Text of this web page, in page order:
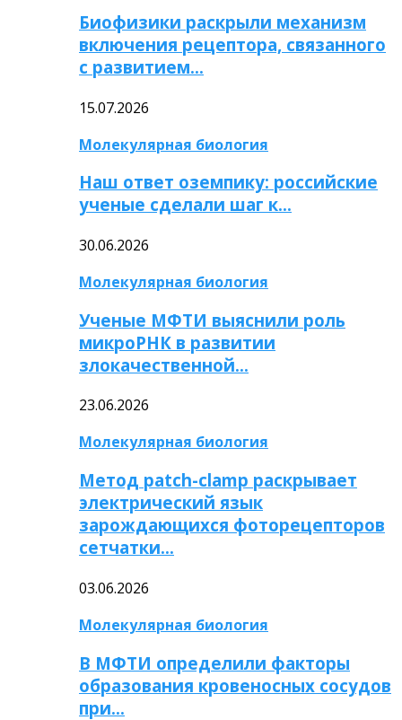
Биофизики раскрыли механизм
включения рецептора, связанного
с развитием…
15.07.2026
Молекулярная биология
Наш ответ оземпику: российские
ученые сделали шаг к…
30.06.2026
Молекулярная биология
Ученые МФТИ выяснили роль
микроРНК в развитии
злокачественной…
23.06.2026
Молекулярная биология
Метод patch-clamp раскрывает
электрический язык
зарождающихся фоторецепторов
сетчатки…
03.06.2026
Молекулярная биология
В МФТИ определили факторы
образования кровеносных сосудов
при…